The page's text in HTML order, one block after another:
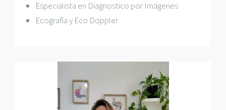
Especialista en Diagnostico por Imágenes
Ecografía y Eco Doppler